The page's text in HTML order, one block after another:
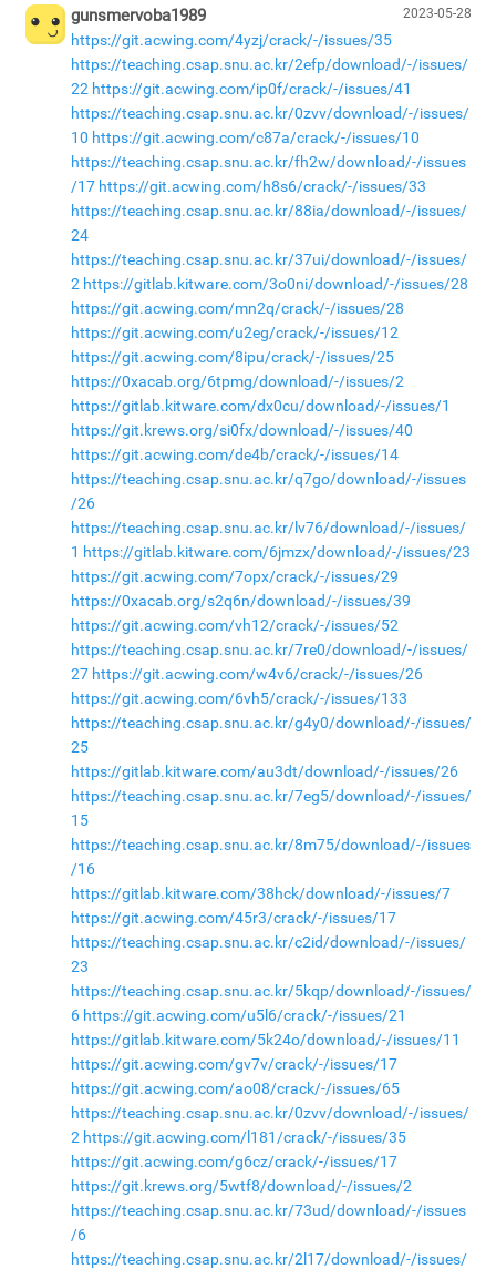
2023-05-28
gunsmervoba1989
https://git.acwing.com/4yzj/crack/-/issues/35
https://teaching.csap.snu.ac.kr/2efp/download/-/issues/
22 https://git.acwing.com/ip0f/crack/-/issues/41
https://teaching.csap.snu.ac.kr/0zvv/download/-/issues/
10 https://git.acwing.com/c87a/crack/-/issues/10
https://teaching.csap.snu.ac.kr/fh2w/download/-/issues
/17 https://git.acwing.com/h8s6/crack/-/issues/33
https://teaching.csap.snu.ac.kr/88ia/download/-/issues/
24
https://teaching.csap.snu.ac.kr/37ui/download/-/issues/
2 https://gitlab.kitware.com/3o0ni/download/-/issues/28
https://git.acwing.com/mn2q/crack/-/issues/28
https://git.acwing.com/u2eg/crack/-/issues/12
https://git.acwing.com/8ipu/crack/-/issues/25
https://0xacab.org/6tpmg/download/-/issues/2
https://gitlab.kitware.com/dx0cu/download/-/issues/1
https://git.krews.org/si0fx/download/-/issues/40
https://git.acwing.com/de4b/crack/-/issues/14
https://teaching.csap.snu.ac.kr/q7go/download/-/issues
/26
https://teaching.csap.snu.ac.kr/lv76/download/-/issues/
1 https://gitlab.kitware.com/6jmzx/download/-/issues/23
https://git.acwing.com/7opx/crack/-/issues/29
https://0xacab.org/s2q6n/download/-/issues/39
https://git.acwing.com/vh12/crack/-/issues/52
https://teaching.csap.snu.ac.kr/7re0/download/-/issues/
27 https://git.acwing.com/w4v6/crack/-/issues/26
https://git.acwing.com/6vh5/crack/-/issues/133
https://teaching.csap.snu.ac.kr/g4y0/download/-/issues/
25
https://gitlab.kitware.com/au3dt/download/-/issues/26
https://teaching.csap.snu.ac.kr/7eg5/download/-/issues/
15
https://teaching.csap.snu.ac.kr/8m75/download/-/issues
/16
https://gitlab.kitware.com/38hck/download/-/issues/7
https://git.acwing.com/45r3/crack/-/issues/17
https://teaching.csap.snu.ac.kr/c2id/download/-/issues/
23
https://teaching.csap.snu.ac.kr/5kqp/download/-/issues/
6 https://git.acwing.com/u5l6/crack/-/issues/21
https://gitlab.kitware.com/5k24o/download/-/issues/11
https://git.acwing.com/gv7v/crack/-/issues/17
https://git.acwing.com/ao08/crack/-/issues/65
https://teaching.csap.snu.ac.kr/0zvv/download/-/issues/
2 https://git.acwing.com/l181/crack/-/issues/35
https://git.acwing.com/g6cz/crack/-/issues/17
https://git.krews.org/5wtf8/download/-/issues/2
https://teaching.csap.snu.ac.kr/73ud/download/-/issues
/6
https://teaching.csap.snu.ac.kr/2l17/download/-/issues/